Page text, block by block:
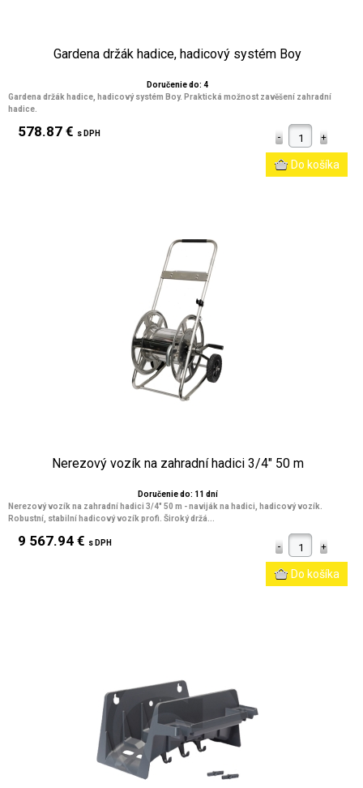
Gardena držák hadice, hadicový systém Boy
Doručenie do: 4
Gardena držák hadice, hadicový systém Boy. Praktická možnost zavěšení zahradní
hadice.
578.87 € s DPH
Nerezový vozík na zahradní hadici 3/4" 50 m
Doručenie do: 11 dní
Nerezový vozík na zahradní hadici 3/4" 50 m - naviják na hadici, hadicový vozík.
Robustní, stabilní hadicový vozík profi. Široký držá...
9 567.94 € s DPH